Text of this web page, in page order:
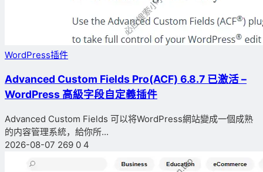
WordPress插件
Advanced Custom Fields Pro(ACF) 6.8.7 已激活 –
WordPress 高級字段自定義插件
Advanced Custom Fields 可以将WordPress網站變成一個成熟
的内容管理系統，給你所...
2026-08-07 269 0 4